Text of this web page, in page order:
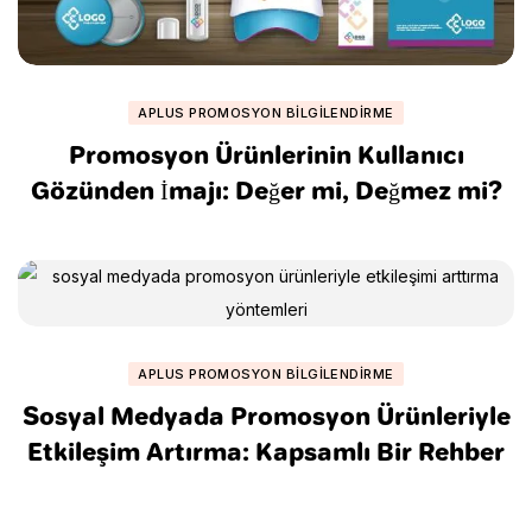
APLUS PROMOSYON BILGILENDIRME
Promosyon Ürünlerinin Kullanıcı
Gözünden İmajı: Değer mi, Değmez mi?
APLUS PROMOSYON BILGILENDIRME
Sosyal Medyada Promosyon Ürünleriyle
Etkileşim Artırma: Kapsamlı Bir Rehber